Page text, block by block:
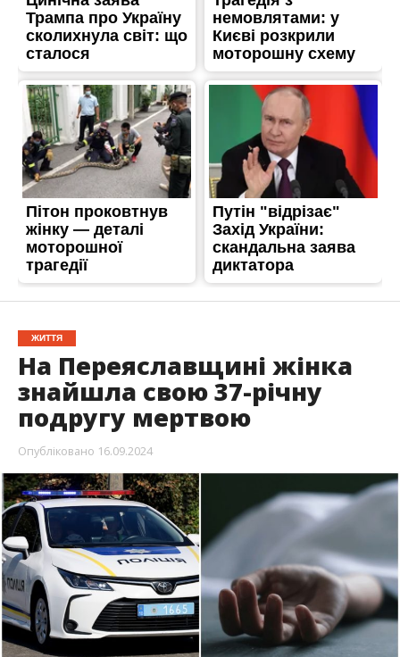
ЖИТТЯ
На Переяславщині жінка
знайшла свою 37-річну
подругу мертвою
Опубліковано 16.09.2024